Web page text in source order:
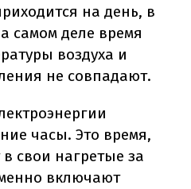
на день, в
самом деле время
воздуха и
не совпадают.
часы. Это время,
свои нагретые за
включают